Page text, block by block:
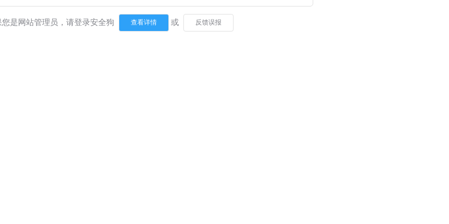
您是网站管理员，请登录安全狗 或